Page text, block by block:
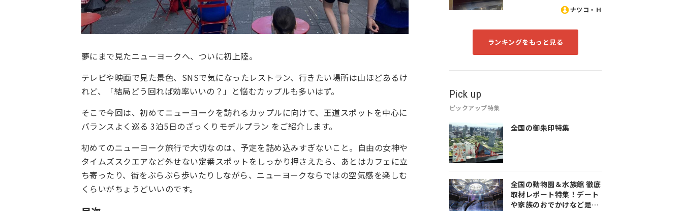
夢にまで見たニューヨークへ、ついに初上陸。
テレビや映画で見た景色、SNSで気になったレストラン、行きたい場所は山ほどあるけ
れど、「結局どう回れば効率いいの？」と悩むカップルも多いはず。
そこで今回は、初めてニューヨークを訪れるカップルに向けて、王道スポットを中心に
バランスよく巡る 3泊5日のざっくりモデルプラン をご紹介します。
初めてのニューヨーク旅行で大切なのは、予定を詰め込みすぎないこと。自由の女神や
タイムズスクエアなど外せない定番スポットをしっかり押さえたら、あとはカフェに立
ち寄ったり、街をぶらぶら歩いたりしながら、ニューヨークならではの空気感を楽しむ
くらいがちょうどいいのです。
ナツコ・Ｈ
ランキングをもっと見る
Pick up
ピックアップ特集
全国の御朱印特集
全国の動物園＆水族館 徹底
取材レポート特集！デート
や家族のおでかけなど是非